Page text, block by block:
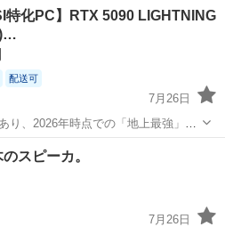
特化PC】RTX 5090 LIGHTNING
)…
配送可
7月26日
、2026年時点での「地上最強」を
ットです。 今回、PCケースを新た
」へアップグレードしたことで、
プパソコン
スピーカ。
7月26日